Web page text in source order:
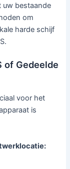
uw bestaande
om
harde schijf
of Gedeelde
voor het
is